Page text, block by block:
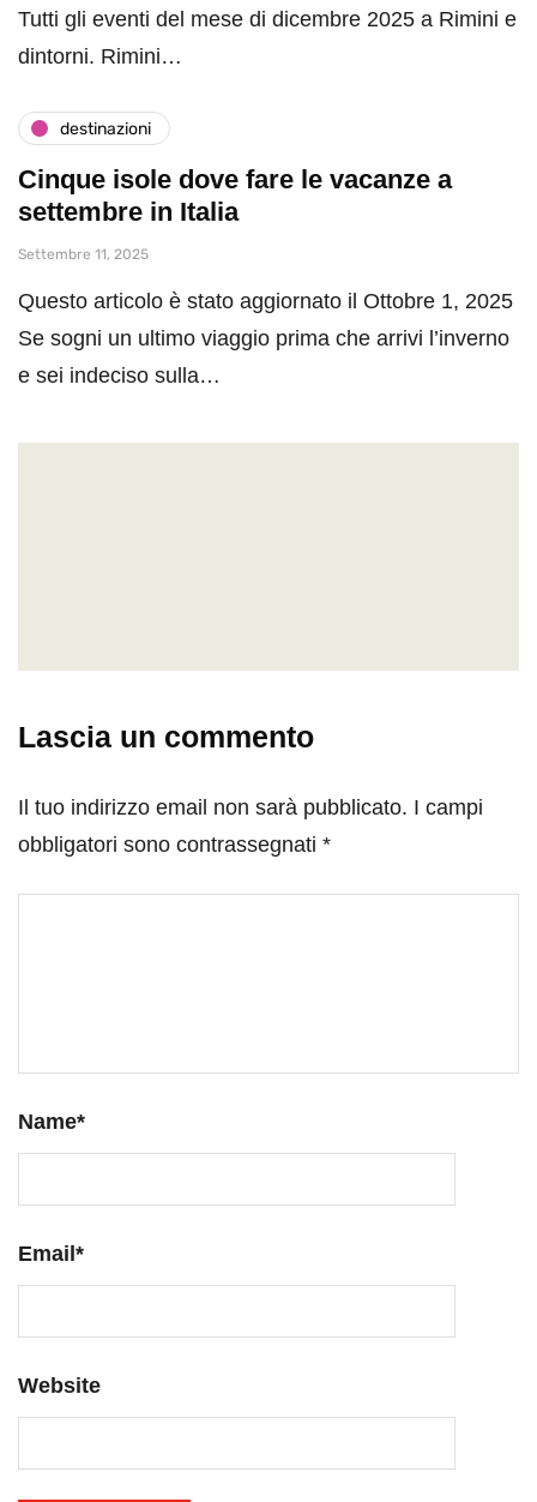
Tutti gli eventi del mese di dicembre 2025 a Rimini e
dintorni. Rimini…
destinazioni
Cinque isole dove fare le vacanze a
settembre in Italia
Settembre 11, 2025
Questo articolo è stato aggiornato il Ottobre 1, 2025
Se sogni un ultimo viaggio prima che arrivi l’inverno
e sei indeciso sulla…
Lascia un commento
Il tuo indirizzo email non sarà pubblicato. I campi
obbligatori sono contrassegnati *
Name*
Email *
Website